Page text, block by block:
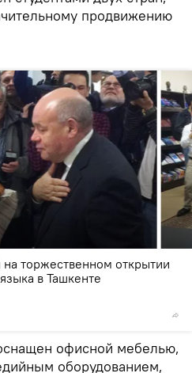
продвижению
торжественном открытии
в Ташкенте
офисной мебелью,
оборудованием,